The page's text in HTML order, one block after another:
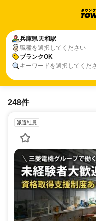
兵庫県天和駅
職種を選択してください
ブランクOK
キーワードを選択してくだ
248件
派遣社員